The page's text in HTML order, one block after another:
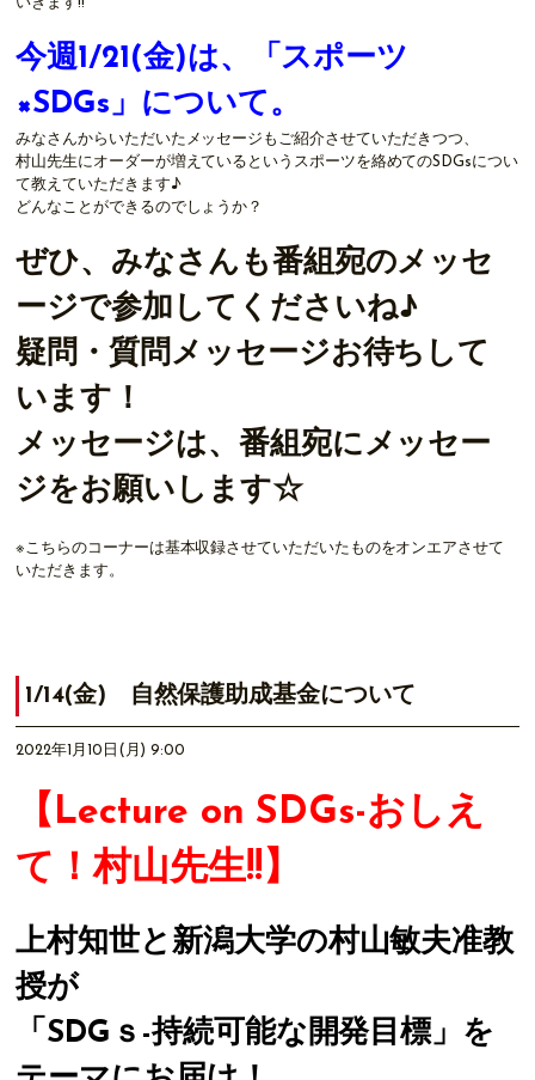
いきます!!
今週1/21(金)は、「スポーツ
×SDGs」について。
みなさんからいただいたメッセージもご紹介させていただきつつ、
村山先生にオーダーが増えているというスポーツを絡めてのSDGsについ
て教えていただきます♪
どんなことができるのでしょうか？
ぜひ、みなさんも番組宛のメッセ
ージで参加してくださいね♪
疑問・質問メッセージお待ちして
います！
メッセージは、番組宛にメッセー
ジをお願いします☆
※こちらのコーナーは基本収録させていただいたものをオンエアさせて
いただきます。
1/14(金) 自然保護助成基金について
2022年1月10日(月) 9:00
【Lecture on SDGs-おしえ
て！村山先生!!】
上村知世と新潟大学の村山敏夫准教
授が
「SDGｓ-持続可能な開発目標」を